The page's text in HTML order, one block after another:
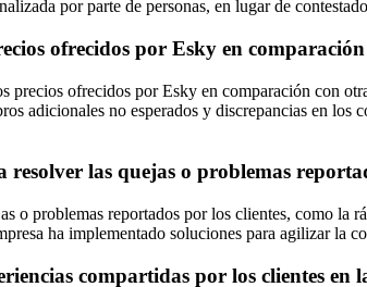
por parte de personas, en lugar de
ofrecidos por Esky en
precios ofrecidos por Esky en comparación con
adicionales no esperados y discrepancias en
las quejas o problemas
o problemas reportados por los clientes, como
ha implementado soluciones para agilizar la
compartidas por los clientes en